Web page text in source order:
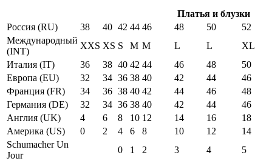
Платья и блузки
Россия (RU)
38 40 42 44 46 48 50
52
Международный
(INT)
XXS XS S M M L L
XL
Италия (IT)
36 38 40 42 44 46 48
50
Европа (EU)
32 34 36 38 40 42 44
46
Франция (FR)
34 36 38 40 42 44 46
48
Германия (DE)
32 34 36 38 40 42 44
46
Англия (UK)
4 6 8 10 12 14 16
18
Америка (US)
0 2 4 6 8 10 12
14
Schumacher Un
Jour
0 1 2 3 4
5